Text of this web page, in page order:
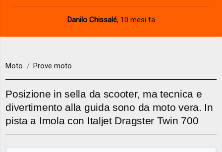
Danilo Chissalé, 10 mesi fa
Moto Prove moto
Posizione in sella da scooter, ma tecnica e
divertimento alla guida sono da moto vera. In
pista a Imola con Italjet Dragster Twin 700